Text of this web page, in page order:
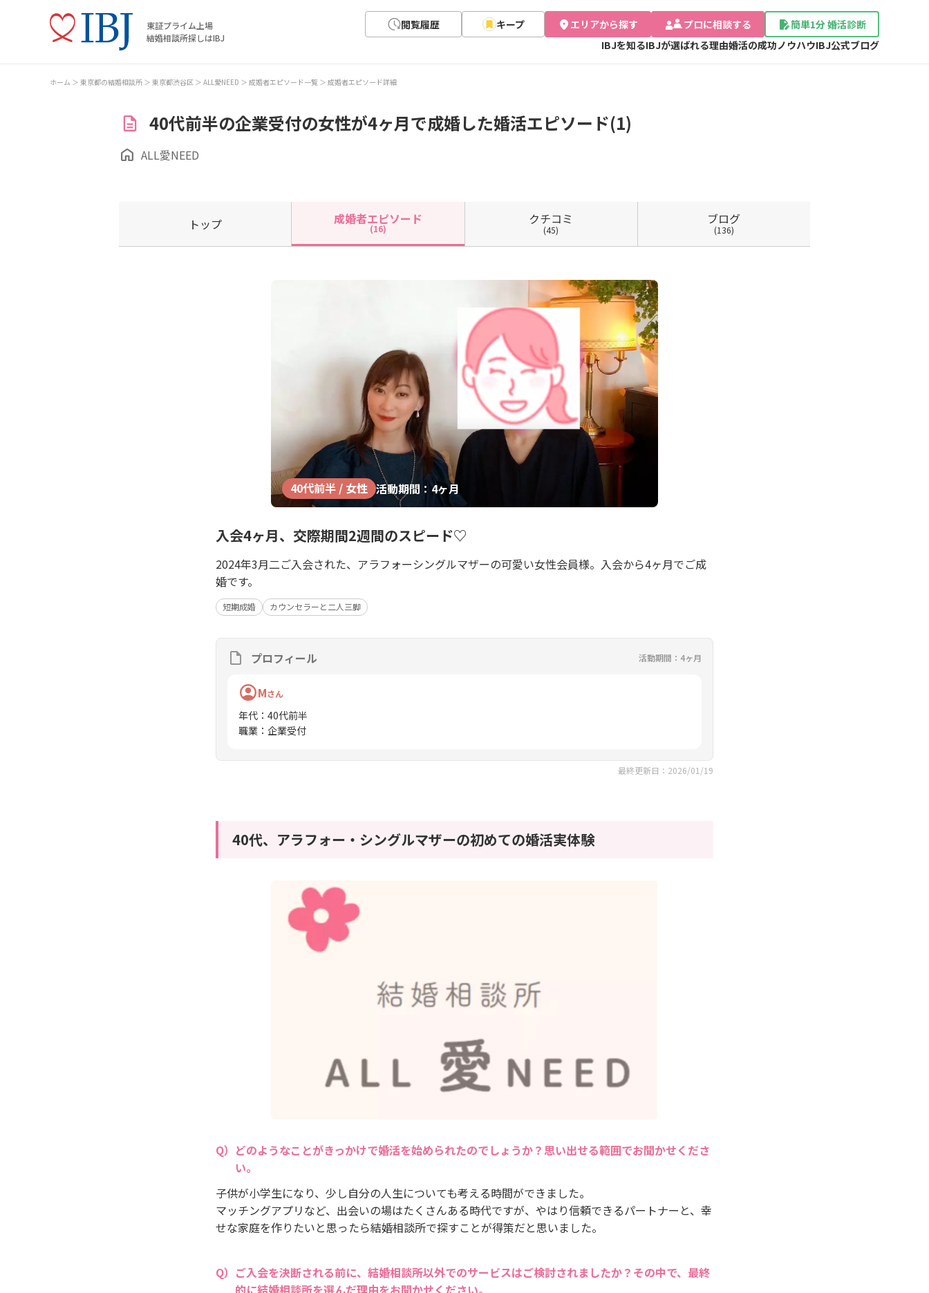
東証プライム上場
結婚相談所探しはIBJ
閲覧履歴 キープ エリアから探す プロに相談する
簡単1分 婚活診断
IBJを知るIBJが選ばれる理由婚活の成功ノウハウIBJ公式ブログ
ホーム 東京都の結婚相談所 東京都渋谷区 ALL愛NEED 成婚者エピソード一覧 成婚者エピソード詳細
40代前半の企業受付の女性が4ヶ月で成婚した婚活エピソード(1)
ALL愛NEED
トップ 成婚者エピソード
(16)
クチコミ
(45)
ブログ
(136)
40代前半 / 女性 活動期間：4ヶ月
入会4ヶ月、交際期間2週間のスピード♡
2024年3月二ご入会された、アラフォーシングルマザーの可愛い女性会員様。入会から4ヶ月でご成
婚です。
短期成婚 カウンセラーと二人三脚
プロフィール 活動期間：4ヶ月
Mさん
年代 ： 40代前半
職業 ： 企業受付
最終更新日：2026/01/19
40代、アラフォー・シングルマザーの初めての婚活実体験
どのようなことがきっかけで婚活を始められたのでしょうか？思い出せる範囲でお聞かせくださ
い。
子供が小学生になり、少し自分の人生についても考える時間ができました。
マッチングアプリなど、出会いの場はたくさんある時代ですが、やはり信頼できるパートナーと、幸
せな家庭を作りたいと思ったら結婚相談所で探すことが得策だと思いました。
ご入会を決断される前に、結婚相談所以外でのサービスはご検討されましたか？その中で、最終
的に結婚相談所を選んだ理由をお聞かせください。